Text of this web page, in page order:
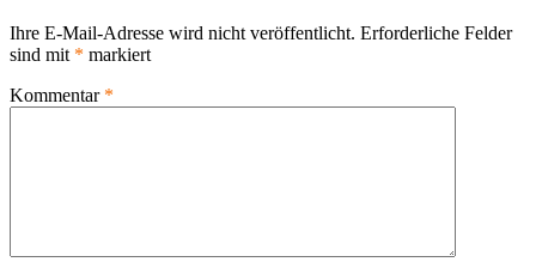
Ihre E-Mail-Adresse wird nicht veröffentlicht. Erforderliche Felder
sind mit * markiert
Kommentar *